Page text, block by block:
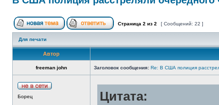
Страница 2 из 2 [ Сообщений: 22 ]
Для печати
Автор
freeman john Заголовок сообщения: Re: В США полиция
Борец Цитата: